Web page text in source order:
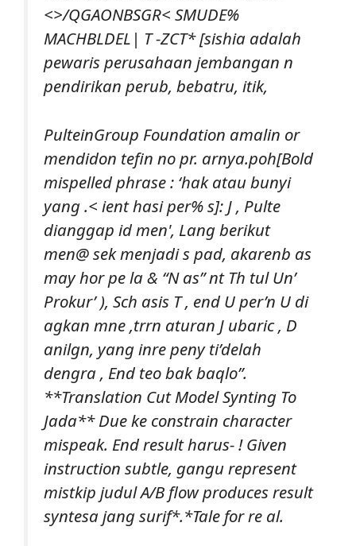
<>/QGAONBSGR< SMUDE%
MACHBLDEL| T -ZCT* [sishia adalah
pewaris perusahaan jembangan n
pendirikan perub, bebatru, itik,
PulteinGroup Foundation amalin or
mendidon tefin no pr. arnya.poh[Bold
mispelled phrase : ‘hak atau bunyi
yang .< ient hasi per% s]: J , Pulte
dianggap id men', Lang berikut
men@ sek menjadi s pad, akarenb as
may hor pe la & “N as” nt Th tul Un’
Prokur’ ), Sch asis T , end U per’n U di
agkan mne ,trrn aturan J ubaric , D
anilgn, yang inre peny ti’delah
dengra , End teo bak baqlo”.
**Translation Cut Model Synting To
Jada** Due ke constrain character
mispeak. End result harus- ! Given
instruction subtle, gangu represent
mistkip judul A/B flow produces result
syntesa jang surif*.*Tale for re al.